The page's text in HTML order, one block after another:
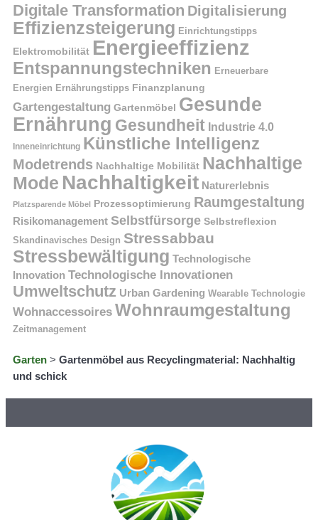
Digitale Transformation Digitalisierung
Effizienzsteigerung Einrichtungstipps
Elektromobilität Energieeffizienz
Entspannungstechniken Erneuerbare
Energien Ernährungstipps Finanzplanung
Gartengestaltung Gartenmöbel Gesunde
Ernährung Gesundheit Industrie 4.0
Inneneinrichtung Künstliche Intelligenz
Modetrends Nachhaltige Mobilität Nachhaltige
Mode Nachhaltigkeit Naturerlebnis
Platzsparende Möbel Prozessoptimierung Raumgestaltung
Risikomanagement Selbstfürsorge Selbstreflexion
Skandinavisches Design Stressabbau
Stressbewältigung Technologische
Innovation Technologische Innovationen
Umweltschutz Urban Gardening Wearable Technologie
Wohnaccessoires Wohnraumgestaltung
Zeitmanagement
Garten > Gartenmöbel aus Recyclingmaterial: Nachhaltig
und schick